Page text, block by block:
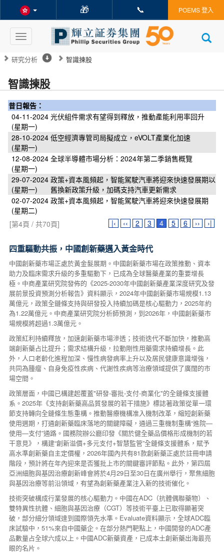
🎁 📞 POEMS 登入
Toggle
navigation
研究分析 智識揀股
智識揀股
昔日報告：
04-11-2024
(星期一)
光伏組件需求有望得到釋放，推動產能利用率回升
28-10-2024
(星期一)
低空經濟專管司局擬成立，eVOLT產業化加速
12-08-2024
(星期一)
全球半導體市場分析：2024年第二季銷售概覽
29-07-2024
(星期一)
政策+資本風頻起，智能駕駛汽車將迎來快速發展期以
舊換新政策升級，加碼支持汽車更新需求
02-07-2024
(星期二)
政策+資本風頻起，智能駕駛汽車將迎來快速發展期
[第4頁 / 共70頁] |‹ ‹‹ 2 3 4 5 6 ›› ›|
四重驅動共振，中國創新藥邁入黃金時代
中國創新藥市場正處於黃金髮展期。中國創新藥市場在政策推動、資本
助力及臨床需求升級的多重驅動下，已成為全球醫藥產業的重要增長
極。中商產業研究院發佈的《2025-2030年中國創新藥產業深度研究及發
展前景投資預測分析報告》資料顯示，2024年中國創新藥市場規模1.13
萬億元，政策全鏈條支持與研發投入持續加碼是核心驅動力，2025年約
為1.22萬億元。中商產業研究院分析師預測，到2026年，中國創新藥市
場規模將超過1.3萬億元。
政策紅利持續釋放，加速創新藥市場滲透；技術迭代不斷加快，推動高
端創新藥占比提升；需求結構升級，拉動剛性用藥需求持續增長。此
外，人口老齡化進程加深、慢性病發病率上升以及居民健康意識增強，
共同為腫瘤、自身免疫性疾病、代謝性疾病等治療領域提供了廣闊的市
場空間。
政策層面，中國已構建起覆蓋"研發-審批-支付-商業化"的全鏈條支援體
系。2025年《支持創新藥高品質發展的若干措施》標誌著政策從單一環
節支持轉向全鏈條生態重構。推動醫療機構准入機制改革，縮短創新藥
使用週期，打通創新藥臨床落地的關鍵障礙，通過三重機制重構“進院—
使用—支付”通路。國務院辦公廳印發《關於健全藥品價格形成機制的若
干意見》，構建“創新溢價+多元支付+智慧監管”全鏈條支援體系，賦予
高水準創新藥自主定價權，2026年國內共有81款創新藥正處於註冊申請
階段，預計將在年內迎來是否獲批上市的關鍵審評節點。此外，第四屆
亞洲細胞與基因治療創新峰會將於4月29日至30日在廣州舉行，聚焦細胞
與基因治療等前沿領域，有望為創新藥產業注入新的技術催化。
技術突破構成行業發展的核心驅動力。中國在ADC（抗體偶聯藥物）、
雙特異性抗體、細胞與基因治療（CGT）等技術平臺上已取得顯著突
破，部分細分領域達到國際領先水準。Evaluate資料顯示，全球ADC臨
床試驗中，51%來自中國藥企。在部分熱門靶點上，中國開發的ADC產
品數量占全球六成以上。中國ADC新藥資產，已成本土創新藥出海最亮
眼的名片。